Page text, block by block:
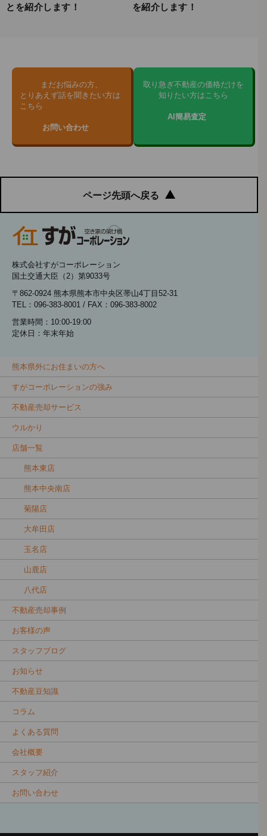
とを紹介します！
を紹介します！
まだお悩みの方、
とりあえず話を聞きたい方は
こちら
お問い合わせ
取り急ぎ不動産の価格だけを
知りたい方はこちら
AI簡易査定
ページ先頭へ戻る
株式会社すがコーポレーション
国土交通大臣（2）第9033号
〒862-0924 熊本県熊本市中央区帯山4丁目52-31
TEL：096-383-8001 / FAX：096-383-8002
営業時間：10:00-19:00
定休日：年末年始
熊本県外にお住まいの方へ
すがコーポレーションの強み
不動産売却サービス
ウルかり
店舗一覧
熊本東店
熊本中央南店
菊陽店
大牟田店
玉名店
山鹿店
八代店
不動産売却事例
お客様の声
スタッフブログ
お知らせ
不動産豆知識
コラム
よくある質問
会社概要
スタッフ紹介
お問い合わせ